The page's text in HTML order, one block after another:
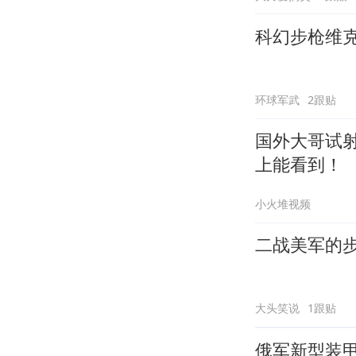
科幻步枪维
环球军武 2跟贴
国外大哥试
上能看到！
小火堆视频
二战美军的
大头笑说 1跟贴
俄军新型装